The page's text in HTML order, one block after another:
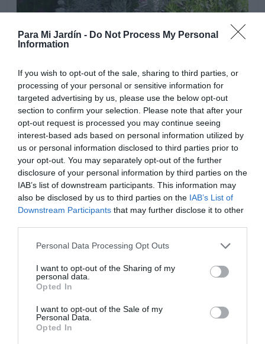
Para Mi Jardín - Do Not Process My Personal
Information
If you wish to opt-out of the sale, sharing to third parties, or
processing of your personal or sensitive information for
targeted advertising by us, please use the below opt-out
section to confirm your selection. Please note that after your
opt-out request is processed you may continue seeing
interest-based ads based on personal information utilized by
us or personal information disclosed to third parties prior to
your opt-out. You may separately opt-out of the further
disclosure of your personal information by third parties on the
IAB’s list of downstream participants. This information may
also be disclosed by us to third parties on the IAB’s List of
Downstream Participants that may further disclose it to other
Personal Data Processing Opt Outs
I want to opt-out of the Sharing of my
personal data.
Opted In
I want to opt-out of the Sale of my
Personal Data.
Opted In
Hay que regar moderadamente esta planta, es esencial
proporcionarle un excelente drenaje, para ello
añadiremos una buena capa de piedras o un material
drenante similar, en el hueco de plantación o en la base
de la maceta.